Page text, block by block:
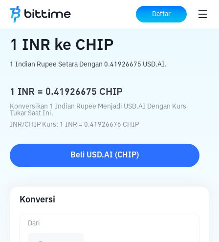
Daftar
Beranda Konverter Kripto ke CHIP
1 INR ke CHIP
1 Indian Rupee Setara Dengan 0.41926675 USD.AI.
1 INR = 0.41926675 CHIP
Konversikan 1 Indian Rupee Menjadi USD.AI Dengan Kurs
Tukar Saat Ini.
INR/CHIP Kurs: 1 INR = 0.41926675 CHIP
Beli USD.AI (CHIP)
Konversi
Dari